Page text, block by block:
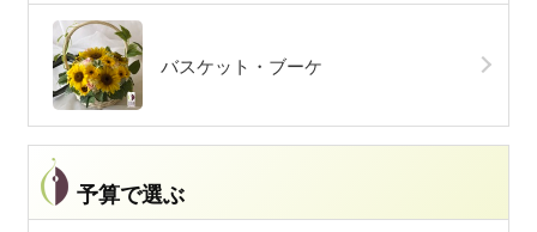
バスケット・ブーケ
予算で選ぶ